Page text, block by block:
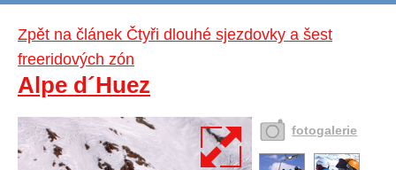
Zpět na článek Čtyři dlouhé sjezdovky a šest
freeridových zón
Alpe d´Huez
fotogalerie